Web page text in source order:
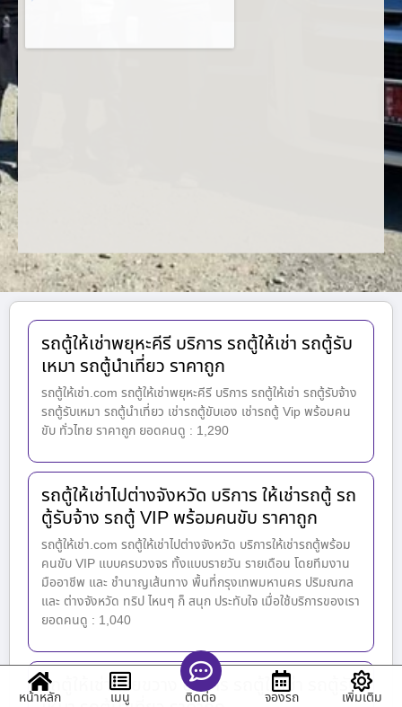
รถตู้ให้เช่าพยุหะคีรี บริการ รถตู้ให้เช่า รถตู้รับ
เหมา รถตู้นำเที่ยว ราคาถูก
รถตู้ให้เช่า.com รถตู้ให้เช่าพยุหะคีรี บริการ รถตู้ให้เช่า รถตู้รับจ้าง
รถตู้รับเหมา รถตู้นำเที่ยว เช่ารถตู้ขับเอง เช่ารถตู้ Vip พร้อมคน
ขับ ทั่วไทย ราคาถูก ยอดคนดู : 1,290
รถตู้ให้เช่าไปต่างจังหวัด บริการ ให้เช่ารถตู้ รถ
ตู้รับจ้าง รถตู้ VIP พร้อมคนขับ ราคาถูก
รถตู้ให้เช่า.com รถตู้ให้เช่าไปต่างจังหวัด บริการให้เช่ารถตู้พร้อม
คนขับ VIP แบบครบวงจร ทั้งแบบรายวัน รายเดือน โดยทีมงาน
มืออาชีพ และ ชำนาญเส้นทาง พื้นที่กรุงเทพมหานคร ปริมณฑล
และ ต่างจังหวัด ทริป ไหนๆ ก็ สนุก ประทับใจ เมื่อใช้บริการของเรา
ยอดคนดู : 1,040
รถตู้ให้เช่าห้วยขวาง บริการ รถตู้ให้เช่า รถตู้รับ
หน้าหลัก เมนู ติดต่อ จองรถ เพิ่มเติม